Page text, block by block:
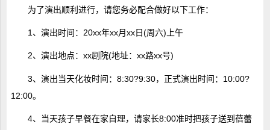
为了演出顺利进行，请您务必配合做好以下工作：
1、演出时间：20xx年xx月xx日(周六)上午
2、演出地点：xx剧院(地址：xx路xx号)
3、演出当天化妆时间：8:30?9:30，正式演出时间：10:00?
12:00。
4、当天孩子早餐在家自理，请家长8:00准时把孩子送到蓓蕾